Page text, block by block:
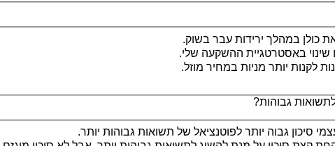
כולן במהלך ירידות עבר בשוק.
שינוי באסטרטגיית ההשקעה שלי.
לקנות יותר מניות במחיר מוזל.
גבוהות?
סיכון גבוה יותר לפוטנציאל של תשואות גבוהות יותר.